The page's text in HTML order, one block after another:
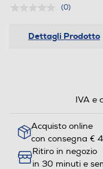
(0)
Dettagli Prodotto
IVA e
Acquisto online
con consegna €
Ritiro in negozio
in 30 minuti e